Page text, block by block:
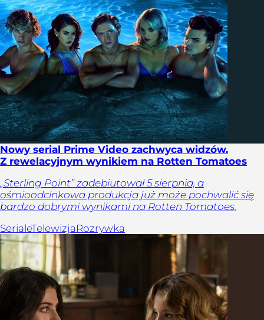
Nowy serial Prime Video zachwyca widzów.
Z rewelacyjnym wynikiem na Rotten Tomatoes
„Sterling Point” zadebiutował 5 sierpnia, a
ośmioodcinkowa produkcja już może pochwalić się
bardzo dobrymi wynikami na Rotten Tomatoes.
SerialeTelewizjaRozrywka